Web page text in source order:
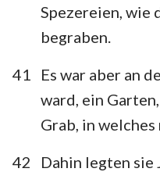
Spezereien, wie
begraben.
41
Es war aber an
ward, ein
Grab, in
42
Dahin legten sie